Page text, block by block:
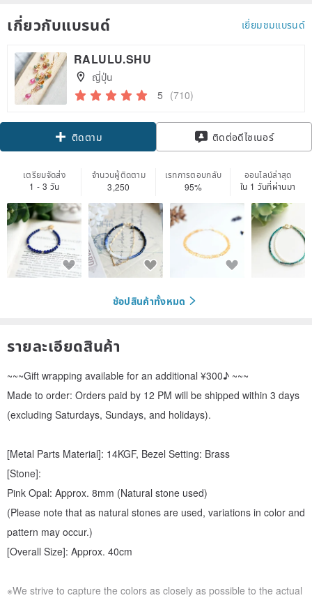
เกี่ยวกับแบรนด์ เยี่ยมชมแบรนด์
RALULU.SHU
ญี่ปุ่น
5 (710)
ติดตาม ติดต่อดีไซเนอร์
เตรียมจัดส่ง
1 - 3 วัน
จำนวนผู้ติดตาม
3,250
เรทการตอบกลับ
95%
ออนไลน์ล่าสุด
ใน 1 วันที่ผ่านมา
ช้อปสินค้าทั้งหมด
รายละเอียดสินค้า
~~~Gift wrapping available for an additional ¥300♪ ~~~
Made to order: Orders paid by 12 PM will be shipped within 3 days
(excluding Saturdays, Sundays, and holidays).
[Metal Parts Material]: 14KGF, Bezel Setting: Brass
[Stone]:
Pink Opal: Approx. 8mm (Natural stone used)
(Please note that as natural stones are used, variations in color and
pattern may occur.)
[Overall Size]: Approx. 40cm
※We strive to capture the colors as closely as possible to the actual